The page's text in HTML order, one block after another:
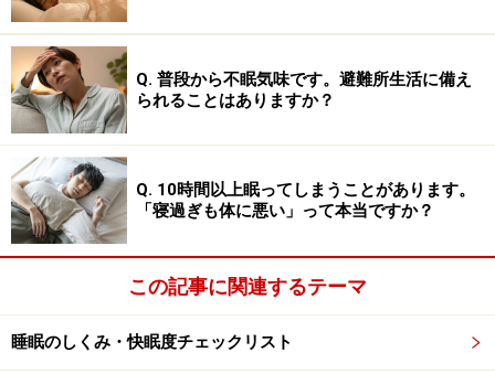
くて仕方がないという声も聞かれます。暖房をかけてい
ても、体育館の床に眠った状態では、なかなか体が温ま
りません。
定住型のホームレスの人たちはダンボールを集めて、
「ダンボールハウス」を作って暮らしています。ダンボ
ールの断熱性や保温性はかなり高いので、自分の体温だ
けで中はかなりあたたかくなり、眠りやすくなります。
ダンボールハウスを作るには、ダンボール・パーティシ
をいくつかつなげてその中に潜り込んでもよいでしょ
Q. 普段から不眠気味です。避難所生活に備え
られることはありますか？
Q. 10時間以上眠ってしまうことがあります。
「寝過ぎも体に悪い」って本当ですか？
この記事に関連するテーマ
睡眠のしくみ・快眠度チェックリスト